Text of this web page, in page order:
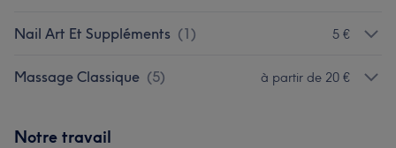
Nail Art Et Suppléments (1) 5 €
Massage Classique (5) à partir de 20 €
Notre travail